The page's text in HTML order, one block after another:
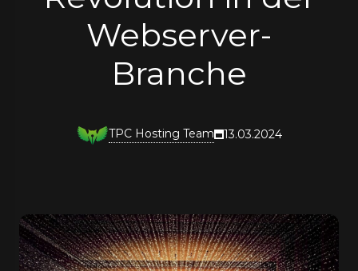
Webserver-
Branche
TPC Hosting Team 13.03.2024